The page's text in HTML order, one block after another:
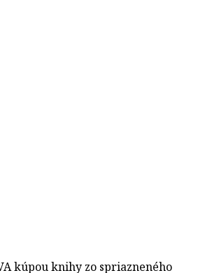
kúpou knihy zo spriazneného